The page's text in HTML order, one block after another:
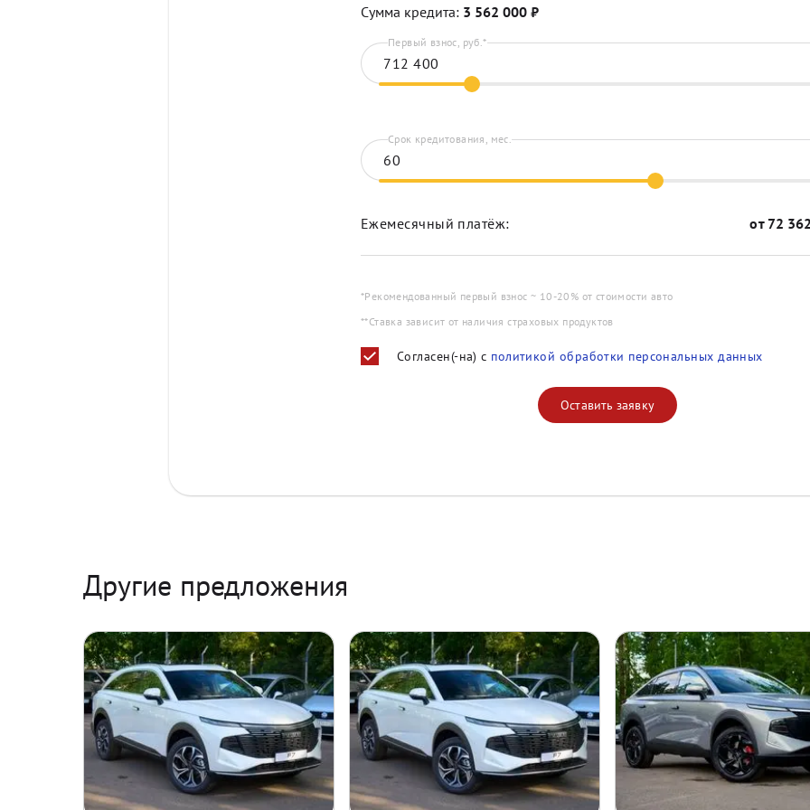
Сумма кредита: 3 562 000 ₽
Первый взнос, руб.*
Срок кредитования, мес.
Ежемесячный платёж: от 72 362
*Рекомендованный первый взнос ~ 10-20% от стоимости авто
**Ставка зависит от наличия страховых продуктов
Согласен(-на) с политикой обработки персональных данных
Оставить заявку
Другие предложения